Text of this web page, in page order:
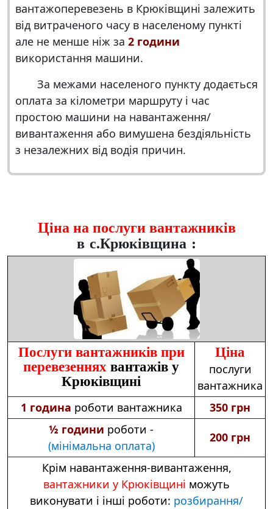
вантажоперевезень в Крюківщині залежить
від витраченого часу в населеному пункті
але не менше ніж за 2 години
використання машини.
За межами населеного пункту додається
оплата за кілометри маршруту і час
простою машини на навантаження/
вивантаження або вимушена бездіяльність
з незалежних від водія причин.
Ціна на послуги вантажників
в с.Крюківщина :
Послуги вантажників при
перевезенняхвантажів у
Крюківщині
Ціна
послуги
вантажника
1 година роботи вантажника
350 грн
½ години роботи -
(мінімальна оплата)
200 грн
Крім навантаження-вивантаження,
вантажники у Крюківщині можуть
виконувати і інші роботи: розбирання/